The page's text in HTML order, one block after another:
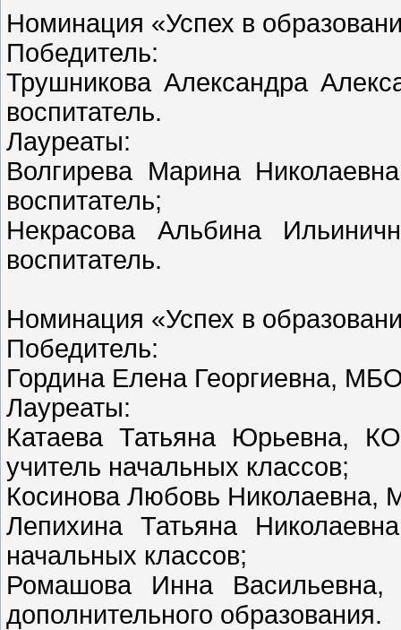
Номинация «Успех в
Победитель:
Трушникова Александра
воспитатель.
Лауреаты:
Волгирева Марина
воспитатель;
Некрасова Альбина
воспитатель.
Номинация «Успех в
Победитель:
Гордина Елена Георгиевна,
Лауреаты:
Катаева Татьяна Юрьевна,
учитель начальных классов;
Косинова Любовь
Лепихина Татьяна
начальных классов;
Ромашова Инна
дополнительного образования.